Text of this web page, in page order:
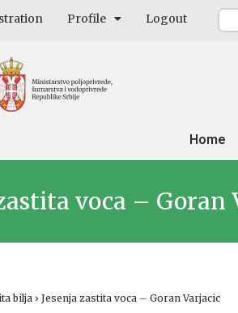
Profile Logout
Home
voca – Goran
bilja › Jesenja zastita voca – Goran Varjacic